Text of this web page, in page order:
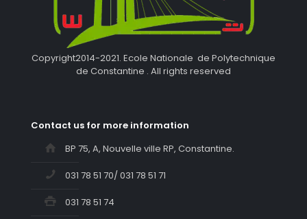
Copyright2014-2021. Ecole Nationale de Polytechnique
de Constantine . All rights reserved
Contact us for more information
BP 75, A, Nouvelle ville RP, Constantine.
031 78 51 70/ 031 78 51 71
031 78 51 74